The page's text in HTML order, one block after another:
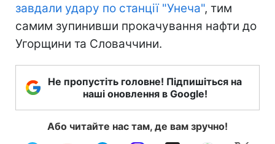
завдали удару по станції "Унеча", тим
самим зупинивши прокачування нафти до
Угорщини та Словаччини.
Не пропустіть головне! Підпишіться на
наші оновлення в Google!
Або читайте нас там, де вам зручно!